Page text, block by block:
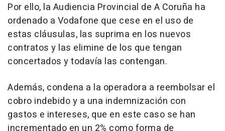
Por ello, la Audiencia Provincial de A Coruña ha
ordenado a Vodafone que cese en el uso de
estas cláusulas, las suprima en los nuevos
contratos y las elimine de los que tengan
concertados y todavía las contengan.
Además, condena a la operadora a reembolsar el
cobro indebido y a una indemnización con
gastos e intereses, que en este caso se han